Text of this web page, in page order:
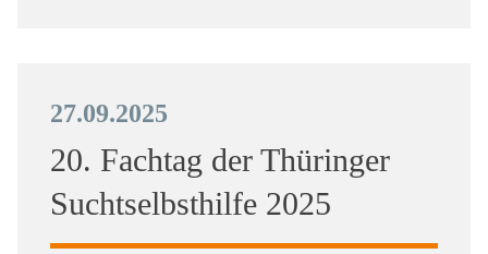
27.09.2025
20. Fachtag der Thüringer
Suchtselbsthilfe 2025